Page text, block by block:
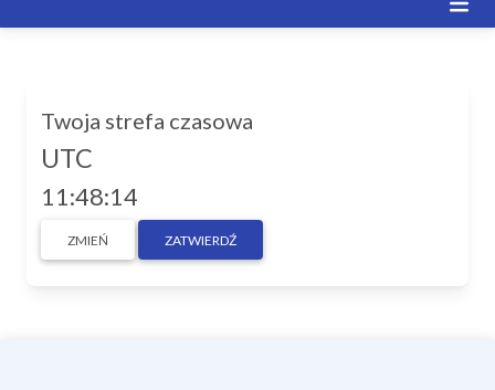
Twoja strefa czasowa
UTC
11:48:14
ZMIEŃ ZATWIERDŹ